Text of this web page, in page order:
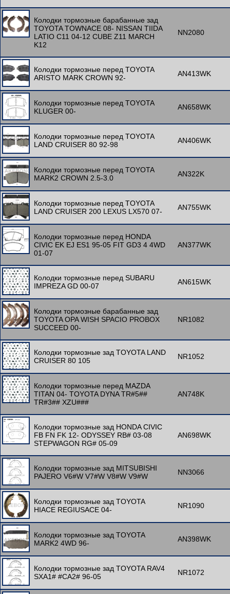
Колодки тормозные барабанные зад
TOYOTA TOWNACE 08- NISSAN TIIDA
LATIO C11 04-12 CUBE Z11 MARCH
K12
NN2080
Колодки тормозные перед TOYOTA
ARISTO MARK CROWN 92-
AN413WK
Колодки тормозные перед TOYOTA
KLUGER 00-
AN658WK
Колодки тормозные перед TOYOTA
LAND CRUISER 80 92-98
AN406WK
Колодки тормозные перед TOYOTA
MARK2 CROWN 2.5-3.0
AN322K
Колодки тормозные перед TOYOTA
LAND CRUISER 200 LEXUS LX570 07-
AN755WK
Колодки тормозные перед HONDA
CIVIC EK EJ ES1 95-05 FIT GD3 4 4WD
01-07
AN377WK
Колодки тормозные перед SUBARU
IMPREZA GD 00-07
AN615WK
Колодки тормозные барабанные зад
TOYOTA OPA WISH SPACIO PROBOX
SUCCEED 00-
NR1082
Колодки тормозные зад TOYOTA LAND
CRUISER 80 105
NR1052
Колодки тормозные перед MAZDA
TITAN 04- TOYOTA DYNA TR#5##
TR#3## XZU###
AN748K
Колодки тормозные зад HONDA CIVIC
FB FN FK 12- ODYSSEY RB# 03-08
STEPWAGON RG# 05-09
AN698WK
Колодки тормозные зад MITSUBISHI
PAJERO V6#W V7#W V8#W V9#W
NN3066
Колодки тормозные зад TOYOTA
HIACE REGIUSACE 04-
NR1090
Колодки тормозные зад TOYOTA
MARK2 4WD 96-
AN398WK
Колодки тормозные зад TOYOTA RAV4
SXA1# #CA2# 96-05
NR1072